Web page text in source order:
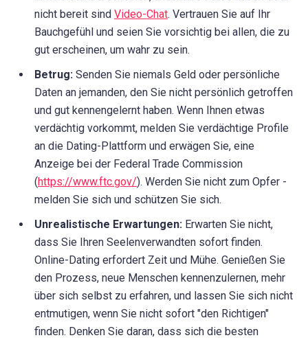
nicht bereit sind Video-Chat. Vertrauen Sie auf Ihr
Bauchgefühl und seien Sie vorsichtig bei allen, die zu
gut erscheinen, um wahr zu sein.
Betrug: Senden Sie niemals Geld oder persönliche
Daten an jemanden, den Sie nicht persönlich getroffen
und gut kennengelernt haben. Wenn Ihnen etwas
verdächtig vorkommt, melden Sie verdächtige Profile
an die Dating-Plattform und erwägen Sie, eine
Anzeige bei der Federal Trade Commission
(https://www.ftc.gov/). Werden Sie nicht zum Opfer -
melden Sie sich und schützen Sie sich.
Unrealistische Erwartungen: Erwarten Sie nicht,
dass Sie Ihren Seelenverwandten sofort finden.
Online-Dating erfordert Zeit und Mühe. Genießen Sie
den Prozess, neue Menschen kennenzulernen, mehr
über sich selbst zu erfahren, und lassen Sie sich nicht
entmutigen, wenn Sie nicht sofort "den Richtigen"
finden. Denken Sie daran, dass sich die besten